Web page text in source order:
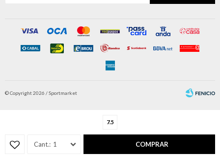
7.5
1 COMPRAR
© Copyright 2026 / Sportmarket